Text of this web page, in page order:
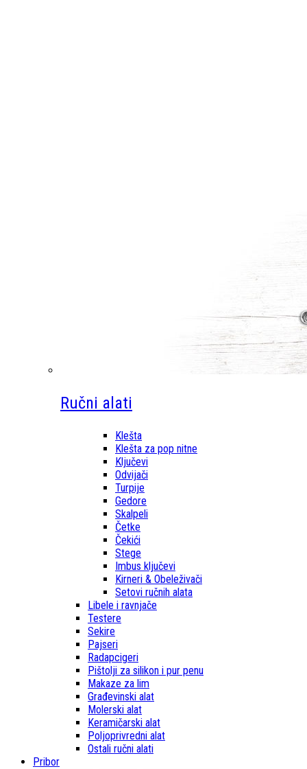
Ručni alati
Klešta
Klešta za pop nitne
Ključevi
Odvijači
Turpije
Gedore
Skalpeli
Četke
Čekići
Stege
Imbus ključevi
Kirneri & Obeleživači
Setovi ručnih alata
Libele i ravnjače
Testere
Sekire
Pajseri
Radapcigeri
Pištolji za silikon i pur penu
Makaze za lim
Građevinski alat
Molerski alat
Keramičarski alat
Poljoprivredni alat
Ostali ručni alati
Pribor